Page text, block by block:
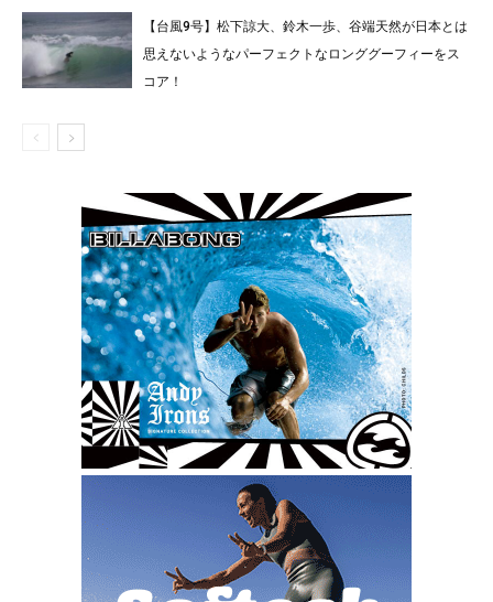
【台風9号】松下諒大、鈴木一歩、谷端天然が日本とは
思えないようなパーフェクトなロンググーフィーをス
コア！